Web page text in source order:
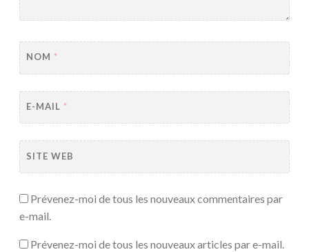
NOM *
E-MAIL *
SITE WEB
Prévenez-moi de tous les nouveaux commentaires par
e-mail.
Prévenez-moi de tous les nouveaux articles par e-mail.